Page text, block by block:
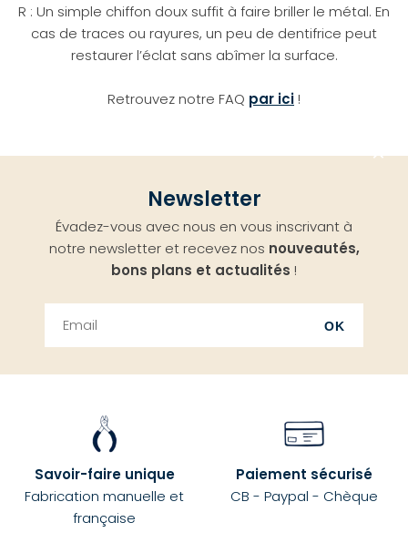
R : Un simple chiffon doux suffit à faire briller le métal. En
cas de traces ou rayures, un peu de dentifrice peut
restaurer l’éclat sans abîmer la surface.
Retrouvez notre FAQ par ici!
Newsletter
Évadez-vous avec nous en vous inscrivant à
notre newsletter et recevez nos nouveautés,
bons plans et actualités !
OK
Savoir-faire unique
Fabrication manuelle et
française
Paiement sécurisé
CB - Paypal - Chèque